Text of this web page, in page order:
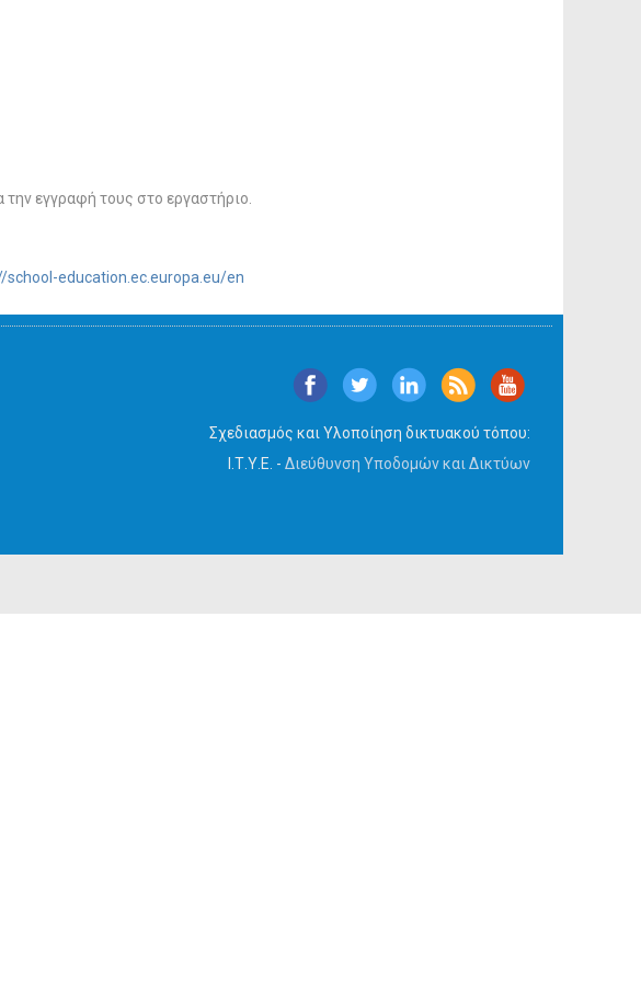
εγγραφή τους στο εργαστήριο.
school-education.ec.europa.eu/en
Σχεδιασμός και Υλοποίηση δικτυακού τόπου:
Ι.Τ.Υ.Ε. - Διεύθυνση Υποδομών και Δικτύων